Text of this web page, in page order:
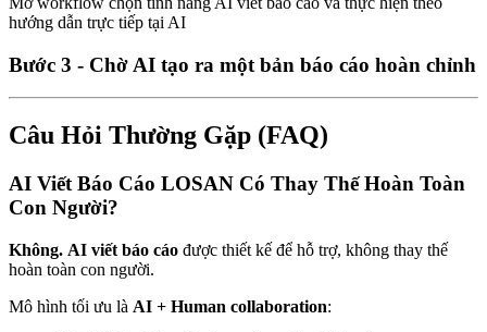
hướng dẫn trực tiếp tại AI
Bước 3 - Chờ AI tạo ra một bản báo cáo hoàn chỉnh
Câu Hỏi Thường Gặp (FAQ)
AI Viết Báo Cáo LOSAN Có Thay Thế Hoàn Toàn
Con Người?
Không. AI viết báo cáo được thiết kế để hỗ trợ, không thay thế
hoàn toàn con người.
Mô hình tối ưu là AI + Human collaboration: